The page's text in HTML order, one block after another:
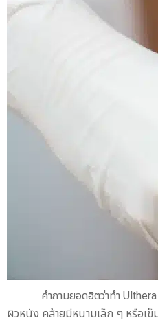
คำถามยอดฮิตว่าทำ
ผิวหนัง คล้ายมีหนามเล็ก ๆ หรือเข็